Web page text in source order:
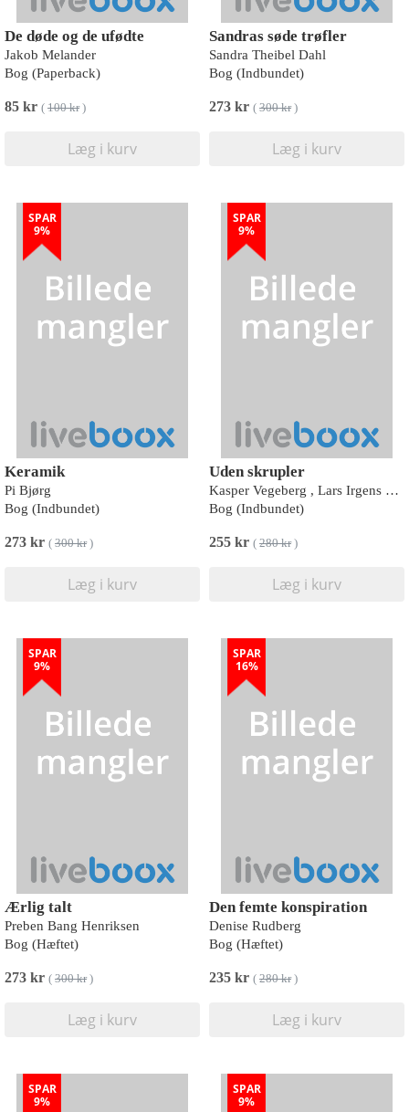
De døde og de ufødte
Jakob Melander
Bog (Paperback)
85 kr ( 100 kr)
Læg i kurv
Sandras søde trøfler
Sandra Theibel Dahl
Bog (Indbundet)
273 kr ( 300 kr)
Læg i kurv
SPAR
9%
Keramik
Pi Bjørg
Bog (Indbundet)
273 kr ( 300 kr)
Læg i kurv
SPAR
9%
Uden skrupler
Kasper Vegeberg , Lars Irgens Petersen
Bog (Indbundet)
255 kr ( 280 kr)
Læg i kurv
SPAR
9%
Ærlig talt
Preben Bang Henriksen
Bog (Hæftet)
273 kr ( 300 kr)
Læg i kurv
SPAR
16%
Den femte konspiration
Denise Rudberg
Bog (Hæftet)
235 kr ( 280 kr)
Læg i kurv
SPAR
9%
SPAR
9%